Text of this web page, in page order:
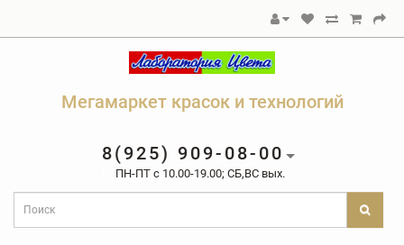
Мегамаркет красок и технологий
8(925) 909-08-00
ПН-ПТ c 10.00-19.00; СБ,ВС вых.